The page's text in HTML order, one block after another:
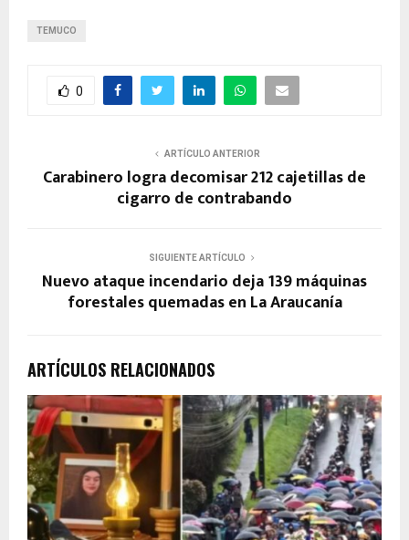
TEMUCO
0
ARTÍCULO ANTERIOR
Carabinero logra decomisar 212 cajetillas de
cigarro de contrabando
SIGUIENTE ARTÍCULO
Nuevo ataque incendario deja 139 máquinas
forestales quemadas en La Araucanía
ARTÍCULOS RELACIONADOS